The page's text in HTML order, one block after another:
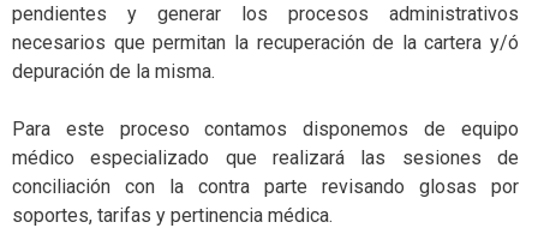
pendientes y generar los procesos administrativos
necesarios que permitan la recuperación de la cartera y/ó
depuración de la misma.
Para este proceso contamos disponemos de equipo
médico especializado que realizará las sesiones de
conciliación con la contra parte revisando glosas por
soportes, tarifas y pertinencia médica.